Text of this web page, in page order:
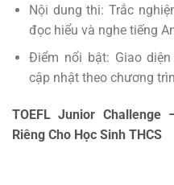
Nội dung thi: Trắc
đọc hiểu và nghe tiếng
Điểm nổi bật: Giao
cập nhật theo chương
TOEFL Junior Challenge
Riêng Cho Học Sinh THCS